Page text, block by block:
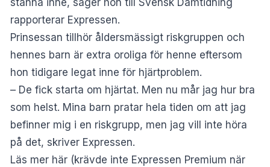
stanna inne, säger hon till Svensk Damtidning
rapporterar Expressen.
Prinsessan tillhör åldersmässigt riskgruppen och
hennes barn är extra oroliga för henne eftersom
hon tidigare legat inne för hjärtproblem.
– De fick starta om hjärtat. Men nu mår jag hur bra
som helst. Mina barn pratar hela tiden om att jag
befinner mig i en riskgrupp, men jag vill inte höra
på det, skriver Expressen.
Läs mer här (krävde inte Expressen Premium när